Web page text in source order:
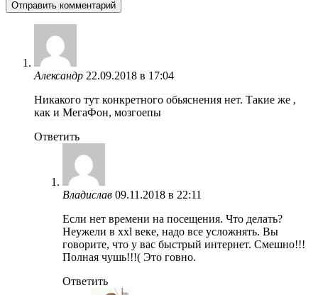
Александр 22.09.2018 в 17:04
Никакого тут конкретного обьяснения нет. Такие же ,
как и МегаФон, мозгоепы
Ответить
Владислав 09.11.2018 в 22:11
Если нет времени на посещения. Что делать?
Неужели в xxl веке, надо все усложнять. Вы
говорите, что у вас быстрый интернет. Смешно!!!
Полная чушь!!!( Это говно.
Ответить